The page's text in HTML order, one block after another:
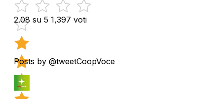
2.08 su 5 1,397 voti
Posts by @tweetCoopVoce